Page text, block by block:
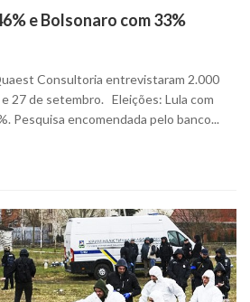
e Bolsonaro com 33%
Consultoria entrevistaram 2.000
27 de setembro. Eleições: Lula com
Pesquisa encomendada pelo banco...